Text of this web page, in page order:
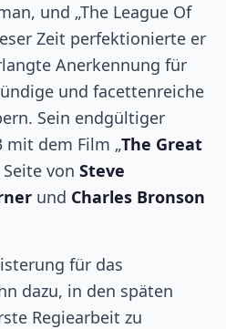
und „The League Of
Zeit perfektionierte er
Anerkennung für
und facettenreiche
Sein endgültiger
mit dem Film „The Great
von Steve
und Charles Bronson
für das
dazu, in den späten
Regiearbeit zu